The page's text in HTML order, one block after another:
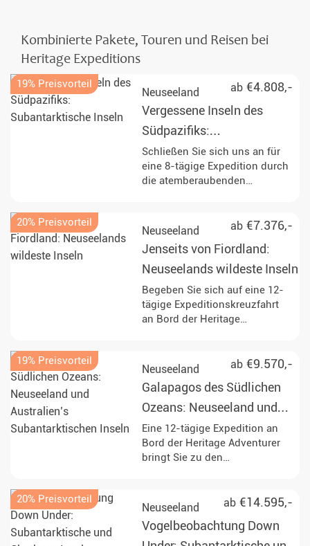
Kombinierte Pakete, Touren und Reisen bei
Heritage Expeditions
19% Preisvorteil ab €4.808,-
Neuseeland
Vergessene Inseln des
Südpazifiks:
Subantarktische Inseln
Schließen Sie sich uns an für
eine 8-tägige Expedition durch
die atemberaubenden
Flora und Fauna, erkunden Sie
unbewohnte Landschaften und
beobachten Sie die
unglaubliche Vielfalt an
entlegensten Regionen der
Welt.
20% Preisvorteil ab €7.376,-
Neuseeland
Jenseits von Fiordland:
Neuseelands wildeste Inseln
Begeben Sie sich auf eine 12-
tägige Expeditionskreuzfahrt
an Bord der Heritage
Neuseelands, darunter die
Auckland-, Snares- und
Campbell-Inseln, mit ihren
einzigartigen Tierarten und
Landschaften. Entdecken Sie
die Wildnis des Fiordland
Nationalparks mit seinen
Möglichkeiten zur
Vogelbeobachtung, zur
Beobachtung von
19% Preisvorteil ab €9.570,-
Neuseeland
Galapagos des Südlichen
Ozeans: Neuseeland und
Australien’s
Subantarktischen Inseln
Eine 12-tägige Expedition an
Bord der Heritage Adventurer
bringt Sie zu den
Die Reise führt zu UNESCO-
Welterbestätten und ermöglicht
Einblicke in die Tierwelt der
20% Preisvorteil ab €14.595,-
Neuseeland
Vogelbeobachtung Down